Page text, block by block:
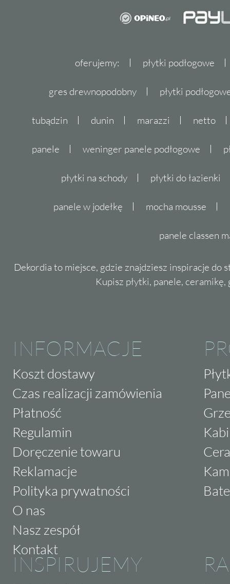
oferujemy: płytki podłogowe
gres drewnopodobny płytki
tubądzin dunin marazzi netto
panele weninger panele podłogowe
płytki na schody płytki do łazienki
panele w jodełkę mocha mousse
panele classen
Dekordia to miejsce, gdzie znajdziesz inspiracje do
Kupisz płytki, panele,
INFORMACJE
Koszt dostawy
Czas realizacji zamówienia
Płatność
Regulamin
Doręczenie towaru
Reklamacje
Polityka prywatności
O nas
Nasz zespół
Kontakt
INSPIRUJEMY